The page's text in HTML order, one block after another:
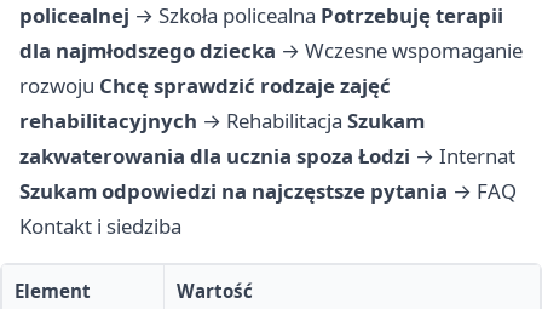
policealnej → Szkoła policealna Potrzebuję terapii
dla najmłodszego dziecka → Wczesne wspomaganie
rozwoju Chcę sprawdzić rodzaje zajęć
rehabilitacyjnych → Rehabilitacja Szukam
zakwaterowania dla ucznia spoza Łodzi → Internat
Szukam odpowiedzi na najczęstsze pytania → FAQ
Kontakt i siedziba
Element Wartość